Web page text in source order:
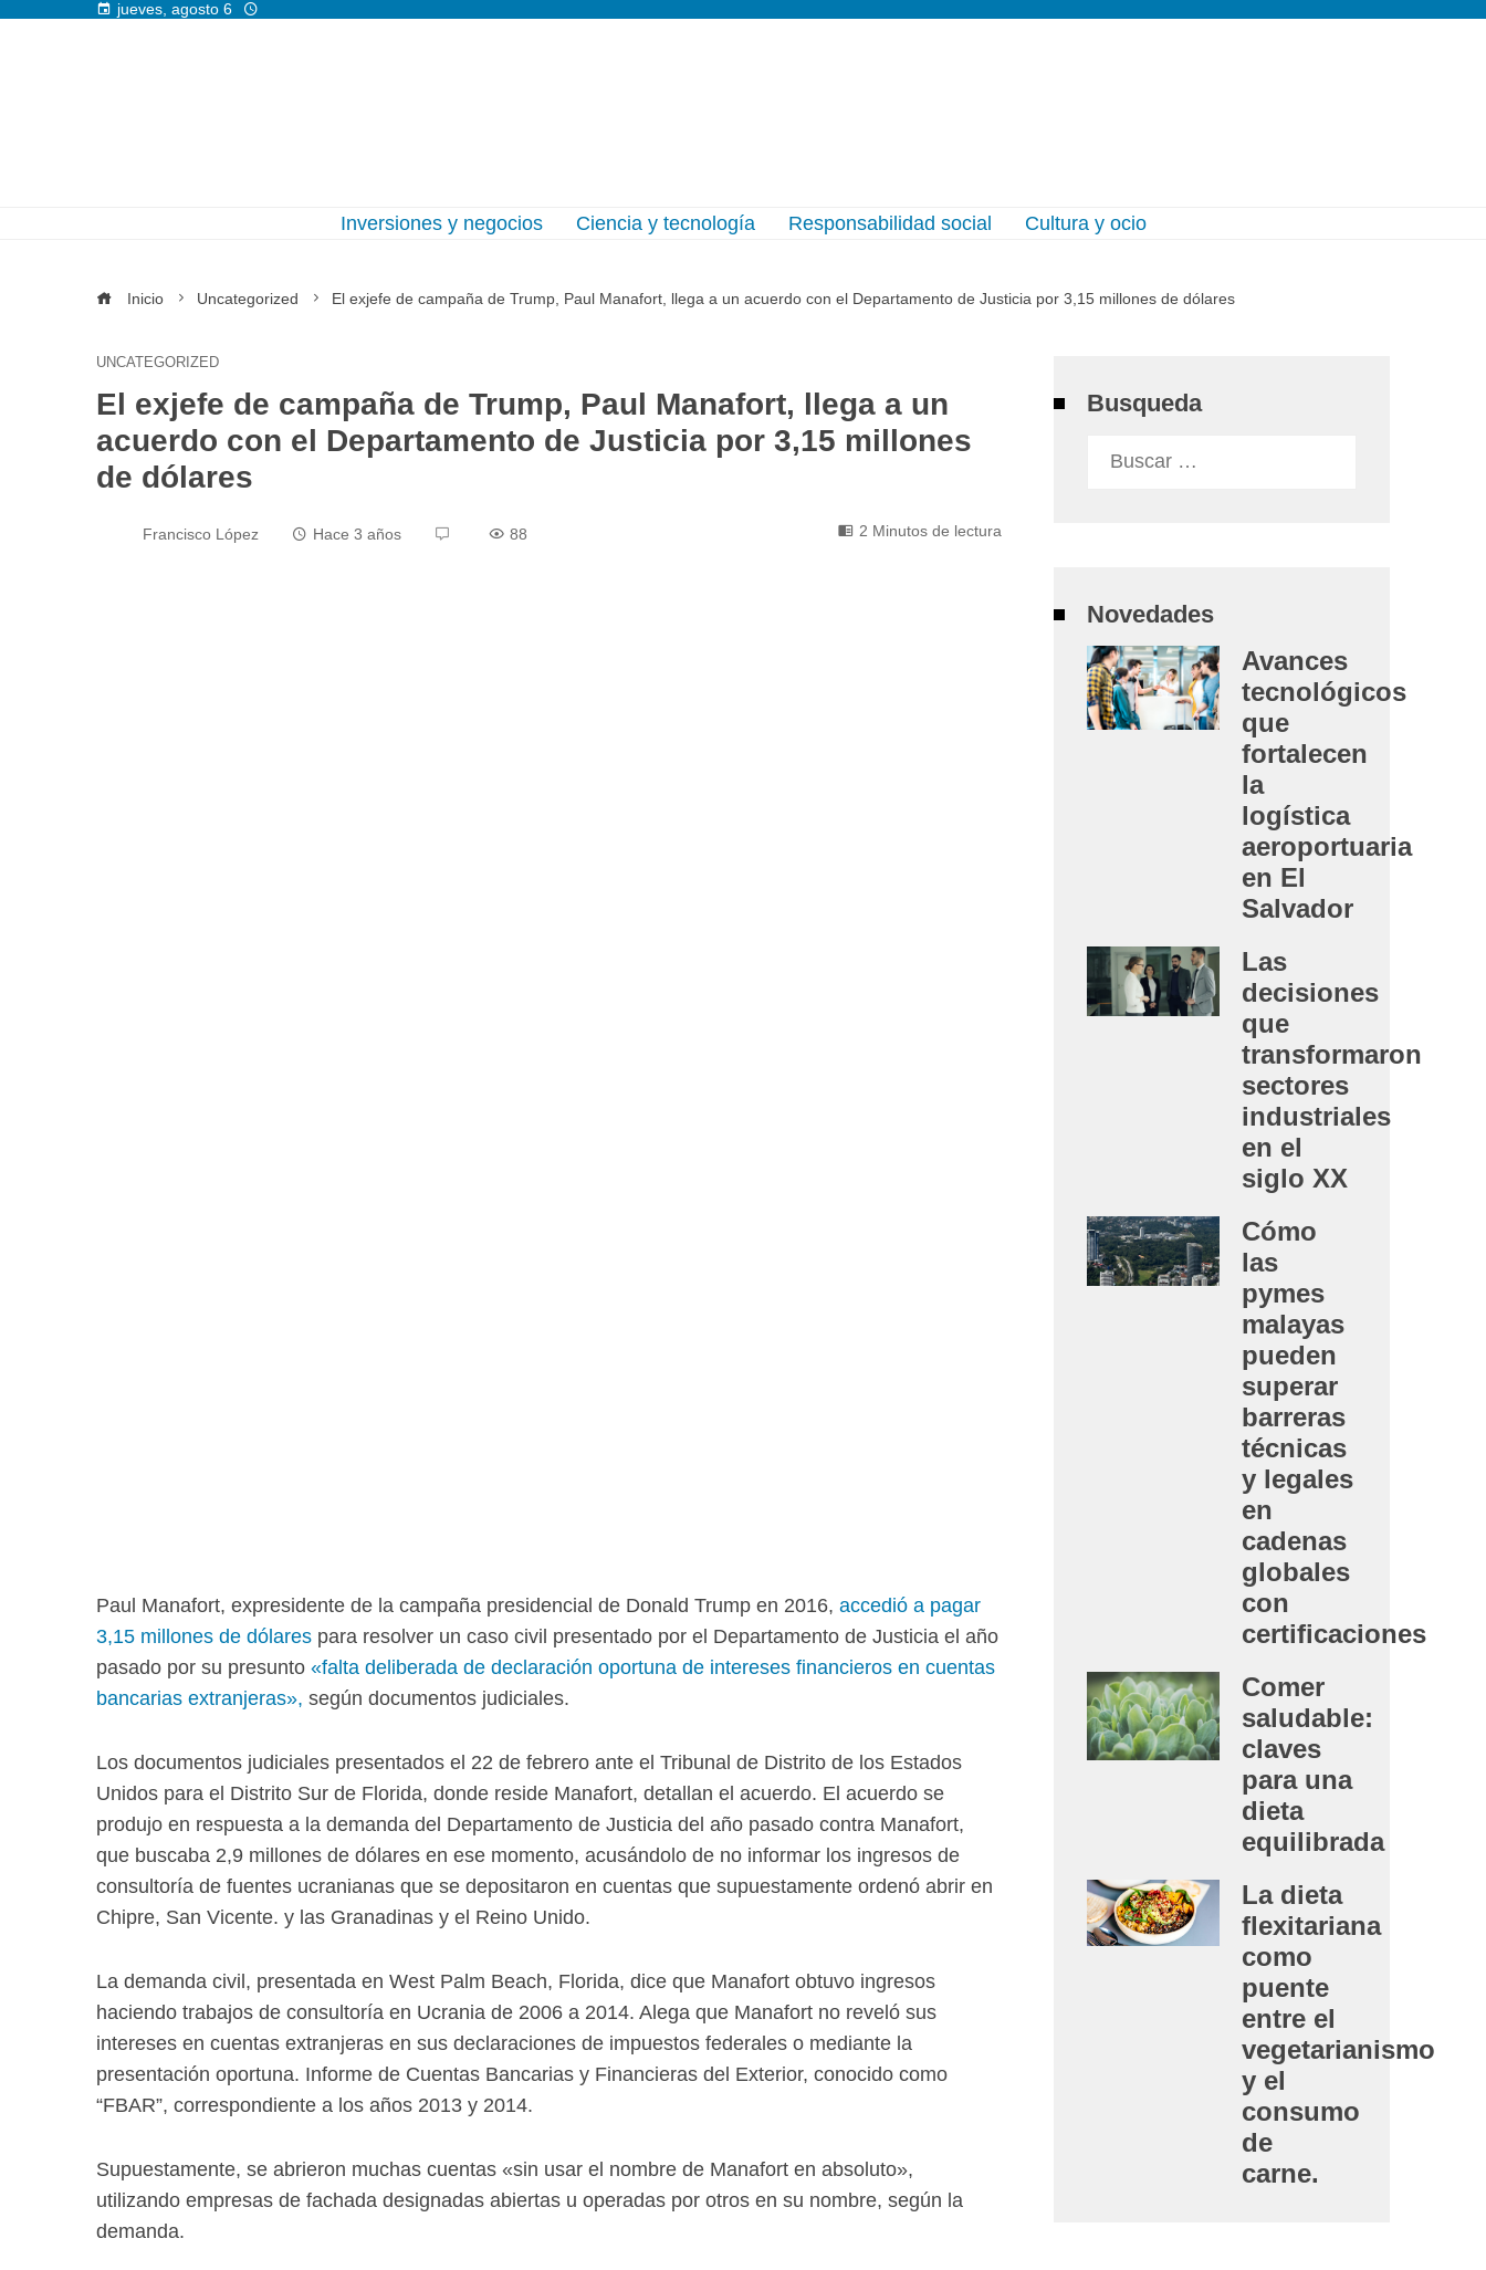
jueves, agosto 6
Inversiones y negocios Ciencia y tecnología Responsabilidad social Cultura y ocio
Inicio Uncategorized El exjefe de campaña de Trump, Paul Manafort, llega a un acuerdo con el Departamento de Justicia por 3,15 millones de dólares
UNCATEGORIZED
El exjefe de campaña de Trump, Paul Manafort, llega a un
acuerdo con el Departamento de Justicia por 3,15 millones
de dólares
Francisco López Hace 3 años 88 2 Minutos de lectura
Paul Manafort, expresidente de la campaña presidencial de Donald Trump en 2016, accedió a pagar
3,15 millones de dólares para resolver un caso civil presentado por el Departamento de Justicia el año
pasado por su presunto «falta deliberada de declaración oportuna de intereses financieros en cuentas
bancarias extranjeras», según documentos judiciales.
Los documentos judiciales presentados el 22 de febrero ante el Tribunal de Distrito de los Estados
Unidos para el Distrito Sur de Florida, donde reside Manafort, detallan el acuerdo. El acuerdo se
produjo en respuesta a la demanda del Departamento de Justicia del año pasado contra Manafort,
que buscaba 2,9 millones de dólares en ese momento, acusándolo de no informar los ingresos de
consultoría de fuentes ucranianas que se depositaron en cuentas que supuestamente ordenó abrir en
Chipre, San Vicente. y las Granadinas y el Reino Unido.
La demanda civil, presentada en West Palm Beach, Florida, dice que Manafort obtuvo ingresos
haciendo trabajos de consultoría en Ucrania de 2006 a 2014. Alega que Manafort no reveló sus
intereses en cuentas extranjeras en sus declaraciones de impuestos federales o mediante la
presentación oportuna. Informe de Cuentas Bancarias y Financieras del Exterior, conocido como
“FBAR”, correspondiente a los años 2013 y 2014.
Supuestamente, se abrieron muchas cuentas «sin usar el nombre de Manafort en absoluto»,
utilizando empresas de fachada designadas abiertas u operadas por otros en su nombre, según la
demanda.
Busqueda
Novedades
Avances
tecnológicos
que
fortalecen
la
logística
aeroportuaria
en El
Salvador
Las
decisiones
que
transformaron
sectores
industriales
en el
siglo XX
Cómo
las
pymes
malayas
pueden
superar
barreras
técnicas
y legales
en
cadenas
globales
con
certificaciones
Comer
saludable:
claves
para una
dieta
equilibrada
La dieta
flexitariana
como
puente
entre el
vegetarianismo
y el
consumo
de
carne.